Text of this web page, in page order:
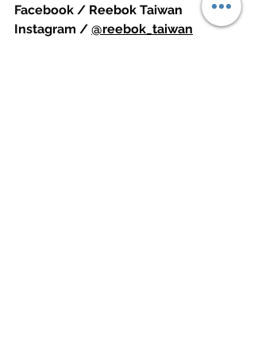
Facebook / Reebok Taiwan
Instagram / @reebok_taiwan